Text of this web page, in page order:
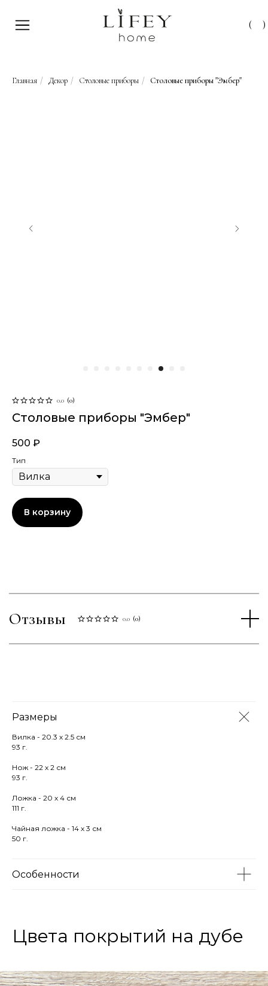
( )
Главная / Декор / Столовые приборы / Столовые приборы "Эмбер"
0.0 (0)
Столовые приборы "Эмбер"
500 ₽
Тип
В корзину
Отзывы 0.0 (0)
Размеры
Вилка - 20.3 х 2.5 см
93 г.
Нож - 22 х 2 см
93 г.
Ложка - 20 х 4 см
111 г.
Чайная ложка - 14 х 3 см
50 г.
Особенности
Цвета покрытий на дубе